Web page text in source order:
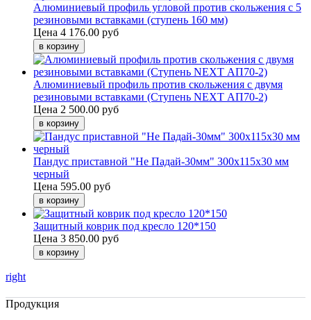
Алюминиевый профиль угловой против скольжения с 5
резиновыми вставками (ступень 160 мм)
Цена 4 176.00 руб
Алюминиевый профиль против скольжения с двумя
резиновыми вставками (Ступень NEXT АП70-2)
Цена 2 500.00 руб
Пандус приставной "Не Падай-30мм" 300х115х30 мм
черный
Цена 595.00 руб
Защитный коврик под кресло 120*150
Цена 3 850.00 руб
right
Продукция